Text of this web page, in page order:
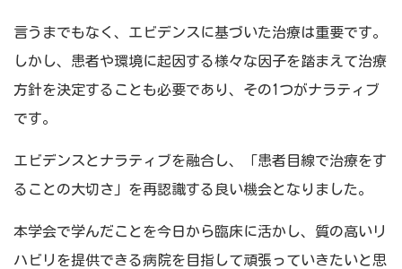
言うまでもなく、エビデンスに基づいた治療は重要です。
しかし、患者や環境に起因する様々な因子を踏まえて治療
方針を決定することも必要であり、その1つがナラティブ
です。
エビデンスとナラティブを融合し、「患者目線で治療をす
ることの大切さ」を再認識する良い機会となりました。
本学会で学んだことを今日から臨床に活かし、質の高いリ
ハビリを提供できる病院を目指して頑張っていきたいと思